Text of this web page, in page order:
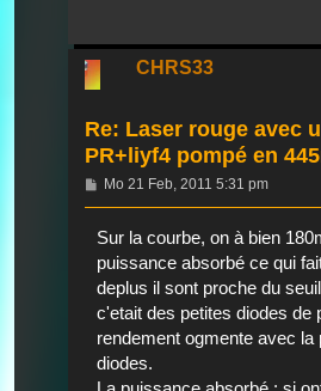
CHRS33
Re: Laser rouge avec
PR+liyf4 pompé en
Beitrag
Mo 21 Feb, 2011 5:31 pm
Sur la courbe, on à bien
puissance absorbé ce qui
deplus il sont proche du
c'etait des petites diodes de
rendement ogmente avec la
diodes.